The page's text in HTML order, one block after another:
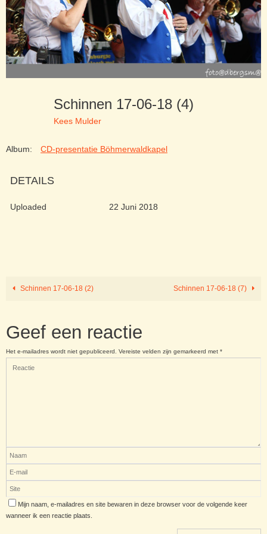
Schinnen 17-06-18 (4)
Kees Mulder
Album: CD-presentatie Böhmerwaldkapel
DETAILS
Uploaded 22 Juni 2018
Schinnen 17-06-18 (2) Schinnen 17-06-18 (7)
Geef een reactie
Het e-mailadres wordt niet gepubliceerd. Vereiste velden zijn gemarkeerd met *
Mijn naam, e-mailadres en site bewaren in deze browser voor de volgende keer
wanneer ik een reactie plaats.